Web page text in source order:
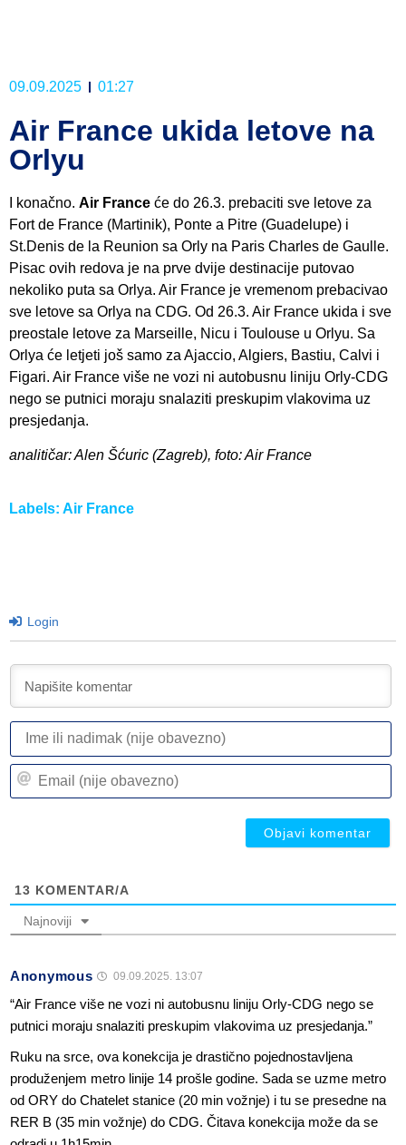
09.09.2025 01:27
Air France ukida letove na
Orlyu
I konačno. Air France će do 26.3. prebaciti sve letove za
Fort de France (Martinik), Ponte a Pitre (Guadelupe) i
St.Denis de la Reunion sa Orly na Paris Charles de Gaulle.
Pisac ovih redova je na prve dvije destinacije putovao
nekoliko puta sa Orlya. Air France je vremenom prebacivao
sve letove sa Orlya na CDG. Od 26.3. Air France ukida i sve
preostale letove za Marseille, Nicu i Toulouse u Orlyu. Sa
Orlya će letjeti još samo za Ajaccio, Algiers, Bastiu, Calvi i
Figari. Air France više ne vozi ni autobusnu liniju Orly-CDG
nego se putnici moraju snalaziti preskupim vlakovima uz
presjedanja.
analitičar: Alen Šćuric (Zagreb), foto: Air France
Labels: Air France
Login
13 KOMENTAR/A
Najnoviji
Anonymous 09.09.2025. 13:07
“Air France više ne vozi ni autobusnu liniju Orly-CDG nego se
putnici moraju snalaziti preskupim vlakovima uz presjedanja.”
Ruku na srce, ova konekcija je drastično pojednostavljena
produženjem metro linije 14 prošle godine. Sada se uzme metro
od ORY do Chatelet stanice (20 min vožnje) i tu se presedne na
RER B (35 min vožnje) do CDG. Čitava konekcija može da se